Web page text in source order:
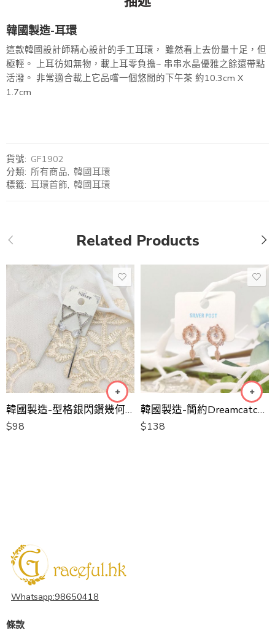
韓國製造-耳環
這款韓國設計師精心設計的手工耳環， 雖然看上去份量十足，但
極輕。 上耳彷如無物，載上耳零負擔~ 串串水晶優雅之餘還帶點
活潑。 非常適合載上它品嚐一個悠閒的下午茶 約10.3cm X
1.7cm
貨號: GF1902
分類: 所有商品, 韓國耳環
標籤: 耳環首飾, 韓國耳環
Related Products
韓國製造-型格銀閃鑽幾何長耳環
$98
韓國製造-簡約Dreamcatcher捕夢器耳環
$138
Whatsapp:98650418
條款